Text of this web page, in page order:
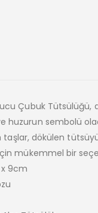
Çubuk
sembolü
taşlar, dökülen
mükemmel bir
9cm